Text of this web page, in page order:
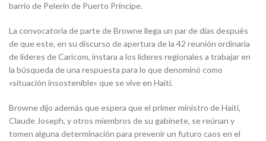
barrio de Pelerin de Puerto Príncipe.
La convocatoria de parte de Browne llega un par de días después
de que este, en su discurso de apertura de la 42 reunión ordinaria
de líderes de Caricom, instara a los líderes regionales a trabajar en
la búsqueda de una respuesta para lo que denominó como
«situación insostenible» que se vive en Haití.
Browne dijo además que espera que el primer ministro de Haití,
Claude Joseph, y otros miembros de su gabinete, se reúnan y
tomen alguna determinación para prevenir un futuro caos en el